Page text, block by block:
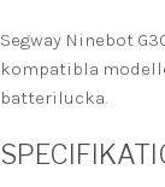
Segway Ninebot
kompatibla
batterilucka.